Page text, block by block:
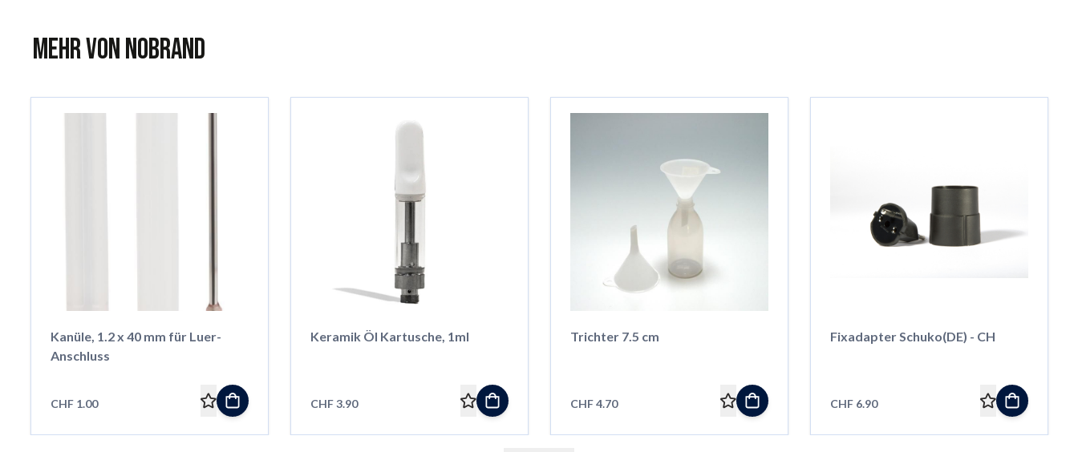
Mehr von NoBrand
Kanüle, 1.2 x 40 mm für Luer-
Anschluss
CHF 1.00
Keramik Öl Kartusche, 1ml
CHF 3.90
Trichter 7.5 cm
CHF 4.70
Fixadapter Schuko(DE) - CH
CHF 6.90